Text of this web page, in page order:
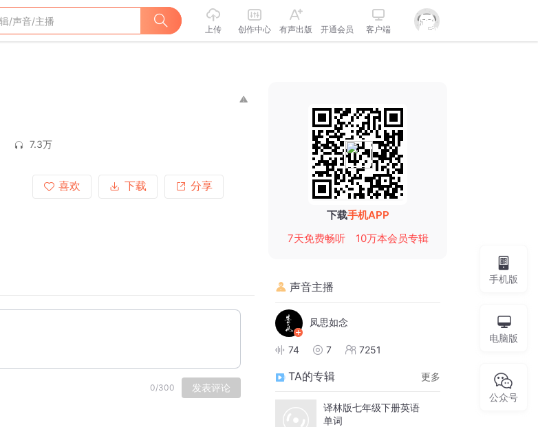
上传 创作中心 有声出版 开通会员 客户端
7.3万
喜欢
下载 分享
0/300 发表评论
下载手机APP
7天免费畅听
10万本会员专辑
声音主播
凤思如念
74 7 7251
TA的专辑 更多
译林版七年级下册英语
单词
手机版
电脑版
公众号